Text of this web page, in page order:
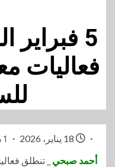
5
فعاليات
1 دقيقة قراءة
أحمد صبحي _ تنطلق